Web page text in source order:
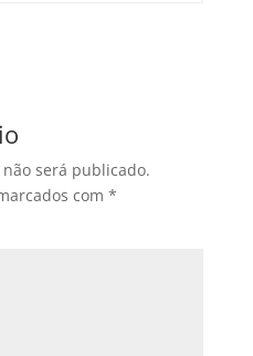
será publicado.
com *